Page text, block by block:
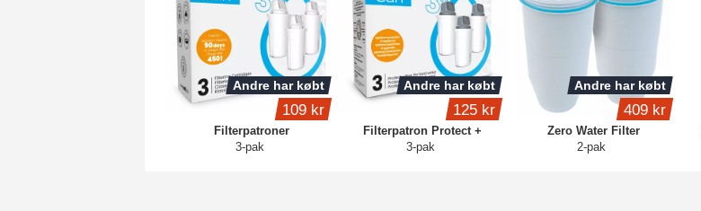
Filterpatroner
3-pak
Andre har købt
109 kr
Filterpatron Protect +
3-pak
Andre har købt
125 kr
Zero Water Filter
2-pak
Andre har købt
409 kr